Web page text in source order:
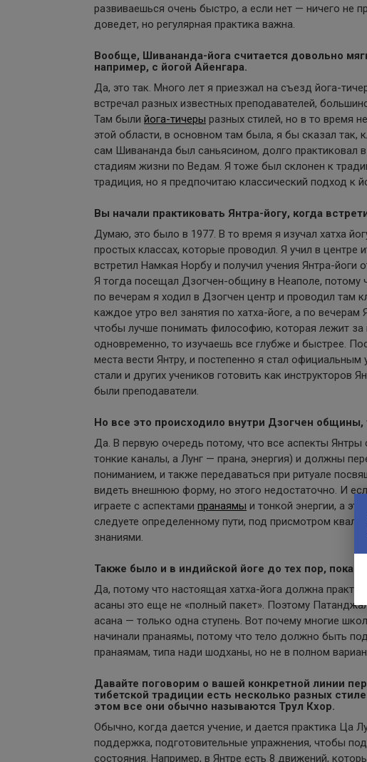
развиваешься очень быстро, а если нет — ничего не
доведет, но регулярная практика важна.
Вообще, Шивананда-йога считается довольно
например, с йогой Айенгара.
Да, это так. Много лет я приезжал на съезд йога-
встречал разных известных преподавателей,
Там были йога-тичеры разных стилей, но в то время
этой области, в основном там была, я бы сказал так,
сам Шивананда был саньясином, долго практиковал
стадиям жизни по Ведам. Я тоже был склонен к
традиция, но я предпочитаю классический подход к
Вы начали практиковать Янтра-йогу, когда
Думаю, это было в 1977. В то время я изучал хатха
простых классах, которые проводил. Я учил в
встретил Намкая Норбу и получил учения Янтра-йоги
Я тогда посещал Дзогчен-общину в Неаполе, потому
по вечерам я ходил в Дзогчен центр и проводил там
каждое утро вел занятия по хатха-йоге, а по вечерам
чтобы лучше понимать философию, которая лежит
одновременно, то изучаешь все глубже и быстрее.
места вести Янтру, и постепенно я стал
стали и других учеников готовить как инструкторов
были преподаватели.
Но все это происходило внутри Дзогчен общины,
Да. В первую очередь потому, что все аспекты
тонкие каналы, а Лунг — прана, энергия) и должны
пониманием, и также передаваться при ритуале
видеть внешнюю форму, но этого недостаточно. И
играете с аспектами пранаямы и тонкой энергии, а
следуете определенному пути, под присмотром
знаниями.
Также было и в индийской йоге до тех пор, пока
Да, потому что настоящая хатха-йога должна
асаны это еще не «полный пакет». Поэтому
асана — только одна ступень. Вот почему многие
начинали пранаямы, потому что тело должно быть
пранаямам, типа нади шодханы, но не в полном
Давайте поговорим о вашей конкретной линии
тибетской традиции есть несколько разных
этом все они обычно называются Трул Кхор.
Обычно, когда дается учение, и дается практика Ца
поддержка, подготовительные упражнения, чтобы
состояния. Например, в Янтре есть 8 движений,